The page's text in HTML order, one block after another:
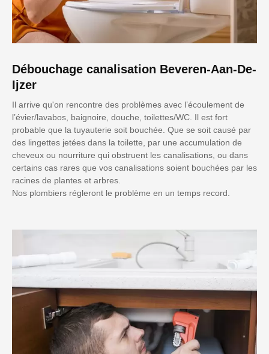
Débouchage canalisation Beveren-Aan-De-
Ijzer
Il arrive qu'on rencontre des problèmes avec l’écoulement de
l’évier/lavabos, baignoire, douche, toilettes/WC. Il est fort
probable que la tuyauterie soit bouchée. Que se soit causé par
des lingettes jetées dans la toilette, par une accumulation de
cheveux ou nourriture qui obstruent les canalisations, ou dans
certains cas rares que vos canalisations soient bouchées par les
racines de plantes et arbres.
Nos plombiers régleront le problème en un temps record.